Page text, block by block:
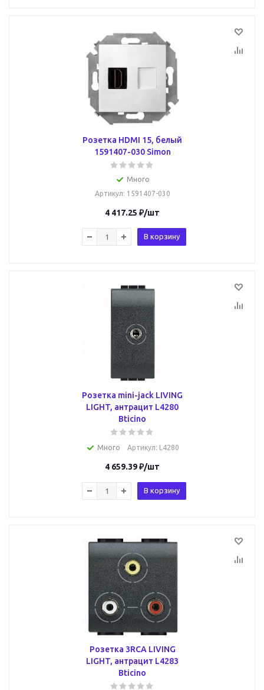
Розетка HDMI 15, белый
1591407-030 Simon
Много
Артикул: 1591407-030
4 417.25 ₽/шт
В корзину
Розетка mini-jack LIVING
LIGHT, антрацит L4280
Bticino
Много Артикул: L4280
4 659.39₽/шт
В корзину
Розетка 3RCA LIVING
LIGHT, антрацит L4283
Bticino